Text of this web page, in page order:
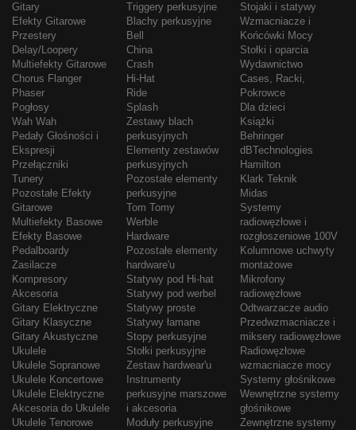
Gitary
Efekty Gitarowe
Przestery
Delay/Loopery
Multiefekty Gitarowe
Chorus Flanger
Phaser
Pogłosy
Wah Wah
Pedały Głośności i
Ekspresji
Przełączniki
Tunery
Pozostałe Efekty
Gitarowe
Multiefekty Basowe
Efekty Basowe
Pedalboardy
Zasilacze
Kompresory
Akcesoria
Gitary Elektryczne
Gitary Klasyczne
Gitary Akustyczne
Ukulele
Ukulele Sopranowe
Ukulele Koncertowe
Ukulele Elektryczne
Akcesoria do Ukulele
Ukulele Tenorowe
Triggery perkusyjne
Blachy perkusyjne
Bell
China
Crash
Hi-Hat
Ride
Splash
Zestawy blach
perkusyjnych
Elementy zestawów
perkusyjnych
Pozostałe elementy
perkusyjne
Tom Tomy
Werble
Hardware
Pozostałe elementy
hardware'u
Statywy pod Hi-hat
Statywy pod werbel
Statywy proste
Statywy łamane
Stopy perkusyjne
Stołki perkusyjne
Zestaw hardwear'u
Instrumenty
perkusyjne marszowe
i akcesoria
Moduły perkusyjne
Stojaki i statywy
Wzmacniacze i
Końcówki Mocy
Stołki i oparcia
Wydawnictwo
Cases, Racki,
Pokrowce
Dla dzieci
Książki
Behringer
dBTechnologies
Hamilton
Klark Teknik
Midas
Systemy
radiowęzłowe i
rozgłoszeniowe 100V
Kolumnowe uchwyty
montażowe
Mikrofony
radiowęzłowe
Odtwarzacze audio
Przedwzmacniacze i
miksery radiowęzłowe
Radiowęzłowe
wzmacniacze mocy
Systemy głośnikowe
Wewnętrzne systemy
głośnikowe
Zewnętrzne systemy